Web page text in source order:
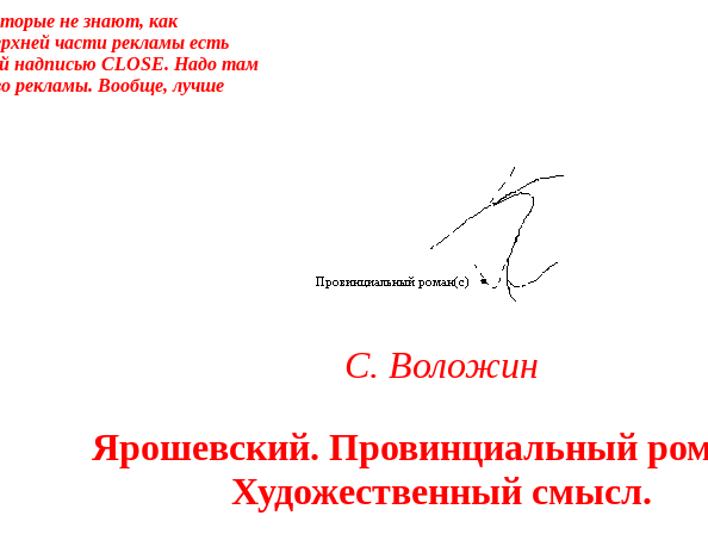
не знают, как
части рекламы есть
надписью CLOSE. Надо там
рекламы. Вообще, лучше
или сформулировать вопрос о том, что не понятно.Прошу прощения! Так
тогда как надо было писать «сверхсознательный». Так я не буду ни менять в
слова «сознание». Оно-то или его аналог (как состояние,
для человека вторая сигнальная система, а не сознание.) А я сознание
применял, не акцентируя, что оно-то обеспечивает любое человеческое деяние,
общение подсознаний автора и восприемника по сокровенному поводу. По
то, знаемом и рожденном замыслом сознания). Я не стану нигде уточнять и
С. Воложин
Ярошевский. Провинциальный
Художественный смысл.